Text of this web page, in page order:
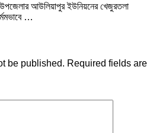
উপজেলার আউলিয়াপুর ইউনিয়নের খেজুরতলা
…
be published. Required fields are